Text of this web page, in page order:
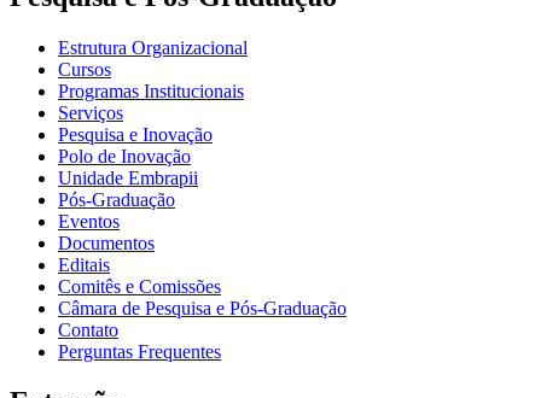
Estrutura Organizacional
Cursos
Programas Institucionais
Serviços
Pesquisa e Inovação
Polo de Inovação
Unidade Embrapii
Pós-Graduação
Eventos
Documentos
Editais
Comitês e Comissões
Câmara de Pesquisa e Pós-Graduação
Contato
Perguntas Frequentes